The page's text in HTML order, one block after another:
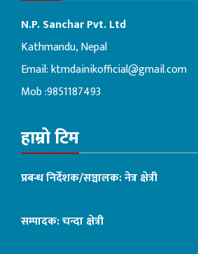
N.P. Sanchar Pvt. Ltd
Kathmandu, Nepal
Email:ktmdainikofficial@gmail.com
Mob :9851187493
हाम्रो टिम
प्रबन्ध निर्देशक/सञ्चालक: नेत्र क्षेत्री
सम्पादक: चन्दा क्षेत्री